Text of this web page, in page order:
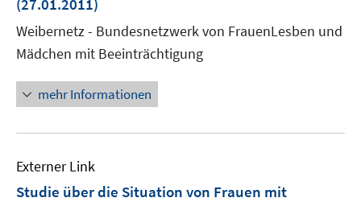
öffnen
(27.01.2011)
Weibernetz - Bundesnetzwerk von FrauenLesben und
Mädchen mit Beeinträchtigung
mehr Informationen
Externer Link
Studie über die Situation von Frauen mit